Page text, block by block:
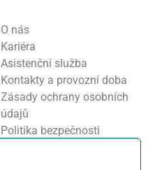
O nás
Kariéra
Asistenční služba
Kontakty a provozní doba
Zásady ochrany osobních
údajů
Politika bezpečnosti